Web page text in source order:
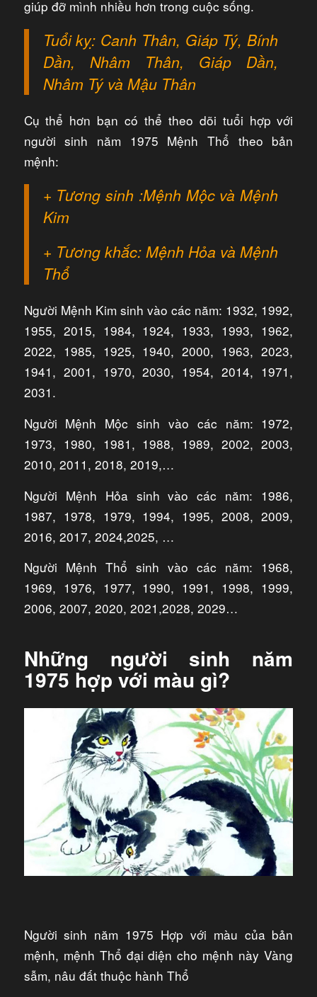
giúp đỡ mình nhiều hơn trong cuộc sống.
Tuổi kỵ: Canh Thân, Giáp Tý, Bính
Dần, Nhâm Thân, Giáp Dần,
Nhâm Tý và Mậu Thân
Cụ thể hơn bạn có thể theo dõi tuổi hợp với
người sinh năm 1975 Mệnh Thổ theo bản
mệnh:
+ Tương sinh :Mệnh Mộc và Mệnh
Kim
+ Tương khắc: Mệnh Hỏa và Mệnh
Thổ
Người Mệnh Kim sinh vào các năm: 1932, 1992,
1955, 2015, 1984, 1924, 1933, 1993, 1962,
2022, 1985, 1925, 1940, 2000, 1963, 2023,
1941, 2001, 1970, 2030, 1954, 2014, 1971,
2031.
Người Mệnh Mộc sinh vào các năm: 1972,
1973, 1980, 1981, 1988, 1989, 2002, 2003,
2010, 2011, 2018, 2019,…
Người Mệnh Hỏa sinh vào các năm: 1986,
1987, 1978, 1979, 1994, 1995, 2008, 2009,
2016, 2017, 2024,2025, …
Người Mệnh Thổ sinh vào các năm: 1968,
1969, 1976, 1977, 1990, 1991, 1998, 1999,
2006, 2007, 2020, 2021,2028, 2029…
Những người sinh năm
1975 hợp với màu gì?
Người sinh năm 1975 Hợp với màu của bản
mệnh, mệnh Thổ đại diện cho mệnh này Vàng
sẫm, nâu đất thuộc hành Thổ